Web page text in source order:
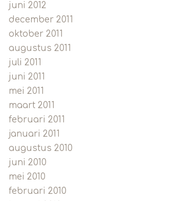
juni 2012
december 2011
oktober 2011
augustus 2011
juli 2011
juni 2011
mei 2011
maart 2011
februari 2011
januari 2011
augustus 2010
juni 2010
mei 2010
februari 2010